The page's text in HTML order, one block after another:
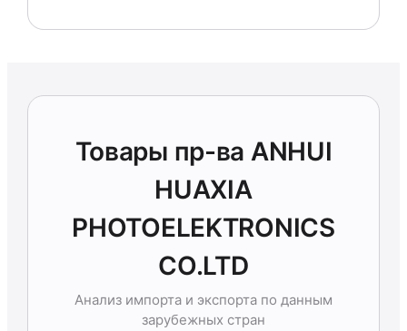
Товары пр-ва ANHUI
HUAXIA
PHOTOELEKTRONICS
CO.LTD
Анализ импорта и экспорта по данным
зарубежных стран